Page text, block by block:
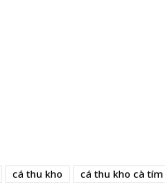
cá thu kho
cá thu kho cà tím